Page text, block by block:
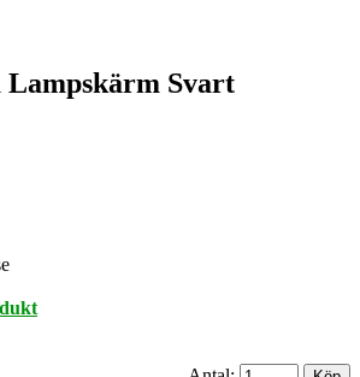
Lampskärm Svart